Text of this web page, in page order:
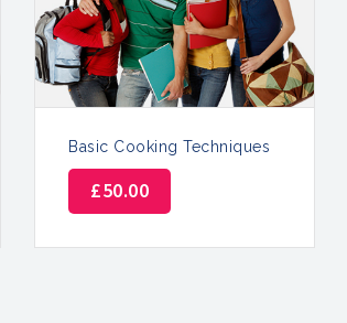
Basic Cooking Techniques
£50.00